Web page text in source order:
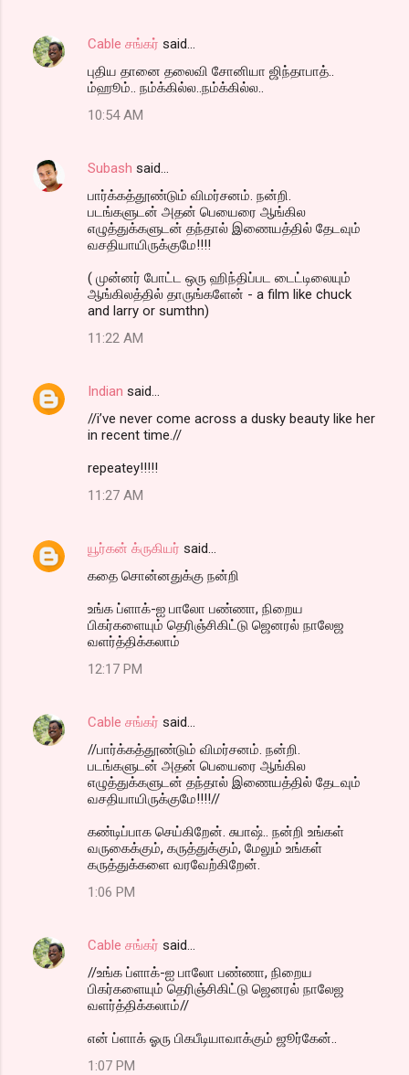
Cable சங்கர் said…
புதிய தானை தலைவி சோனியா ஜிந்தாபாத்..
ம்ஹூம்.. நம்க்கில்ல..நம்க்கில்ல..
10:54 AM
Subash said…
பார்க்கத்தூண்டும் விமர்சனம். நன்றி.
படங்களுடன் அதன் பெயைரை ஆங்கில
எழுத்துக்களுடன் தந்தால் இணையத்தில் தேடவும்
வசதியாயிருக்குமே!!!!
( முன்னர் போட்ட ஒரு ஹிந்திப்பட டைட்டிலையும்
ஆங்கிலத்தில் தாருங்களேன் - a film like chuck
and larry or sumthn)
11:22 AM
Indian said…
//i’ve never come across a dusky beauty like her
in recent time.//
repeatey!!!!!
11:27 AM
யூர்கன் க்ருகியர் said…
கதை சொன்னதுக்கு நன்றி
உங்க ப்ளாக்-ஐ பாலோ பண்ணா, நிறைய
பிகர்களையும் தெரிஞ்சிகிட்டு ஜெனரல் நாலேஜ
வளர்த்திக்கலாம்
12:17 PM
Cable சங்கர் said…
//பார்க்கத்தூண்டும் விமர்சனம். நன்றி.
படங்களுடன் அதன் பெயைரை ஆங்கில
எழுத்துக்களுடன் தந்தால் இணையத்தில் தேடவும்
வசதியாயிருக்குமே!!!!//
கண்டிப்பாக செய்கிறேன். சுபாஷ்.. நன்றி உங்கள்
வருகைக்கும், கருத்துக்கும், மேலும் உங்கள்
கருத்துக்களை வரவேற்கிறேன்.
1:06 PM
Cable சங்கர் said…
//உங்க ப்ளாக்-ஐ பாலோ பண்ணா, நிறைய
பிகர்களையும் தெரிஞ்சிகிட்டு ஜெனரல் நாலேஜ
வளர்த்திக்கலாம்//
என் ப்ளாக் ஓரு பிகபீடியாவாக்கும் ஜூர்கேன்..
1:07 PM